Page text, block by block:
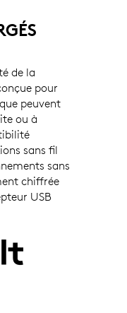
de la
pour
peuvent
ou à
sans fil
sans
chiffrée
USB